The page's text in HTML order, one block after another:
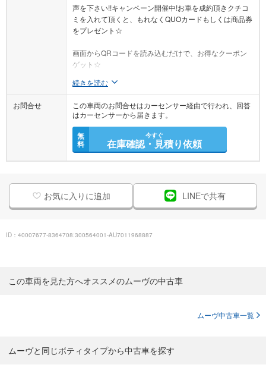
声を下さい!!キャンペーン開催中!お車を成約頂きクチコ
ミを入れて頂くと、もれなくQUOカードもしくは商品券
をプレゼント☆
画面からQRコードを読み込むだけで、お得なクーポン
ゲット☆
続きを読む
お問合せ
この車両のお問合せはカーセンサー経由で行われ、回答
はカーセンサーから届きます。
無
料
今すぐ
在庫確認・見積り依頼
お気に入りに追加 LINEで共有
ID：40007677-8364708:300564001-AU7011968887
この車両を見た方へオススメのムーヴの中古車
ムーヴ中古車一覧
ムーヴと同じボティタイプから中古車を探す